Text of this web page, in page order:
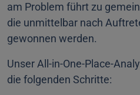
am Problem führt zu
die unmittelbar nach
gewonnen werden.
Unser All-in-One-Place-
die folgenden Schritte: